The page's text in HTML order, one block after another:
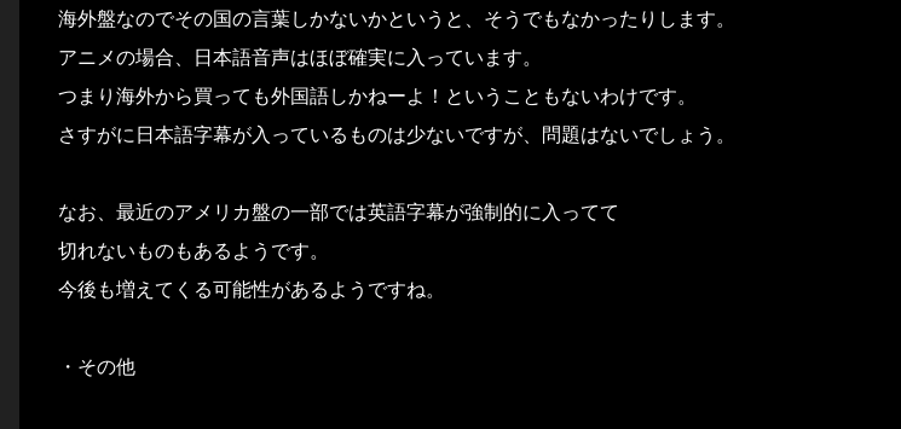
海外盤なのでその国の言葉しかないかというと、そうでもなかったりします。
アニメの場合、日本語音声はほぼ確実に入っています。
つまり海外から買っても外国語しかねーよ！ということもないわけです。
さすがに日本語字幕が入っているものは少ないですが、問題はないでしょう。
なお、最近のアメリカ盤の一部では英語字幕が強制的に入ってて
切れないものもあるようです。
今後も増えてくる可能性があるようですね。
・その他